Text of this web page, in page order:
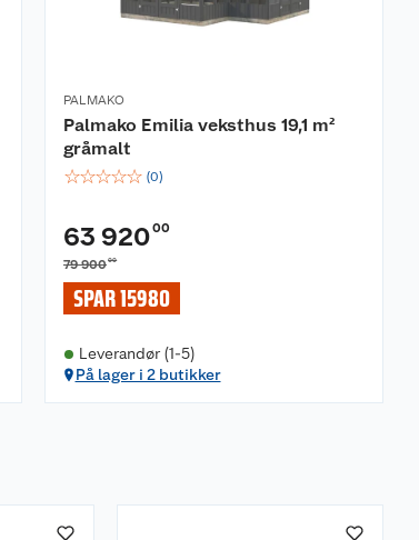
PALMAKO
Palmako Emilia veksthus 19,1 m²
gråmalt
☆☆☆☆☆ (0)
63 92000
79 90000
SPAR 15980
Leverandør (1-5)
På lager i 2 butikker